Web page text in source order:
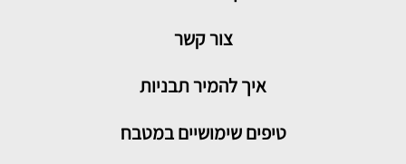
צור קשר
איך להמיר תבניות
טיפים שימושיים במטבח